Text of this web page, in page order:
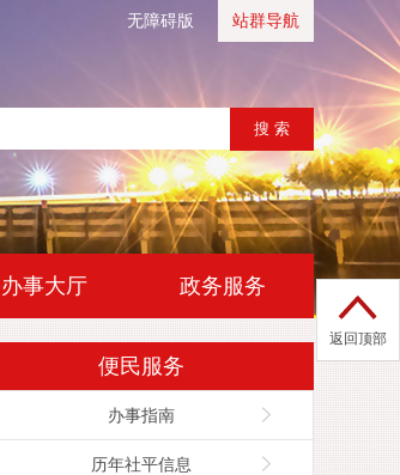
无障碍版 站群导航
办事大厅 政务服务
便民服务
办事指南
历年社平信息
返回顶部